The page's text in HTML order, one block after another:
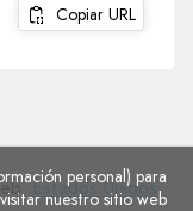
Copiar URL
Estados Unidos.
personal) para
nuestro sitio web